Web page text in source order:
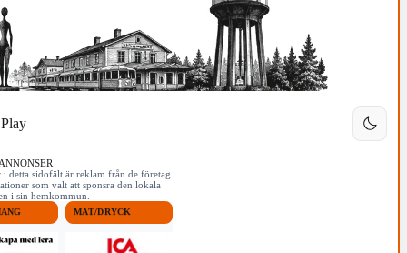
Play
i detta sidofält är reklam från de företag
som valt att sponsra den lokala
i sin hemkommun.
MAT/DRYCK